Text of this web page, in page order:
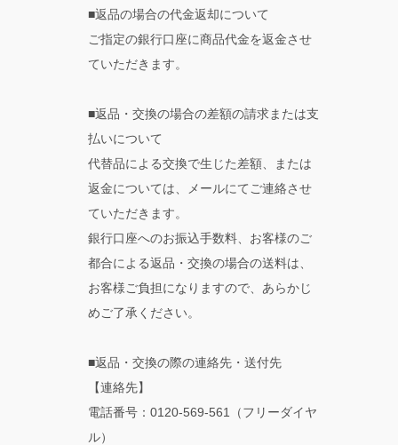
■返品の場合の代金返却について
ご指定の銀行口座に商品代金を返金させ
ていただきます。
■返品・交換の場合の差額の請求または支
払いについて
代替品による交換で生じた差額、または
返金については、メールにてご連絡させ
ていただきます。
銀行口座へのお振込手数料、お客様のご
都合による返品・交換の場合の送料は、
お客様ご負担になりますので、あらかじ
めご了承ください。
■返品・交換の際の連絡先・送付先
【連絡先】
電話番号：0120-569-561（フリーダイヤ
ル）